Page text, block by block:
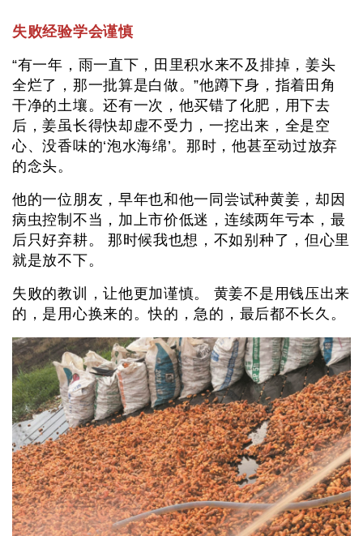
失败经验学会谨慎
“有一年，雨一直下，田里积水来不及排掉，姜头
全烂了，那一批算是白做。”他蹲下身，指着田角
干净的土壤。还有一次，他买错了化肥，用下去
后，姜虽长得快却虚不受力，一挖出来，全是空
心、没香味的‘泡水海绵’。那时，他甚至动过放弃
的念头。
他的一位朋友，早年也和他一同尝试种黄姜，却因
病虫控制不当，加上市价低迷，连续两年亏本，最
后只好弃耕。 那时候我也想，不如别种了，但心里
就是放不下。
失败的教训，让他更加谨慎。 黄姜不是用钱压出来
的，是用心换来的。快的，急的，最后都不长久。